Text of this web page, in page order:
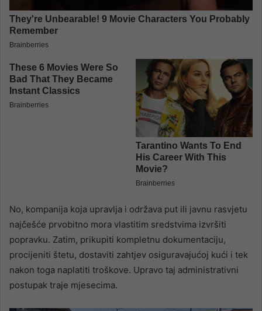
No, kompanija koja upravlja i održava put ili javnu rasvjetu
najčešće prvobitno mora vlastitim sredstvima izvršiti
popravku. Zatim, prikupiti kompletnu dokumentaciju,
procijeniti štetu, dostaviti zahtjev osiguravajućoj kući i tek
nakon toga naplatiti troškove. Upravo taj administrativni
postupak traje mjesecima.